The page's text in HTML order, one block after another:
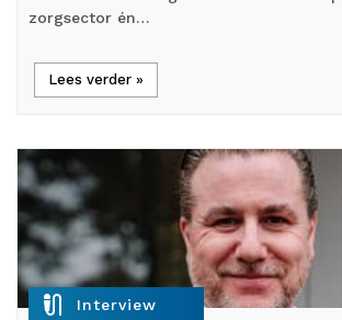
zorgsector én…
Lees verder »
mic_external_on Interview